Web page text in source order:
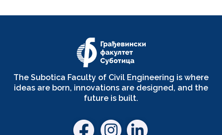
The Subotica Faculty of Civil Engineering is where
ideas are born, innovations are designed, and the
future is built.